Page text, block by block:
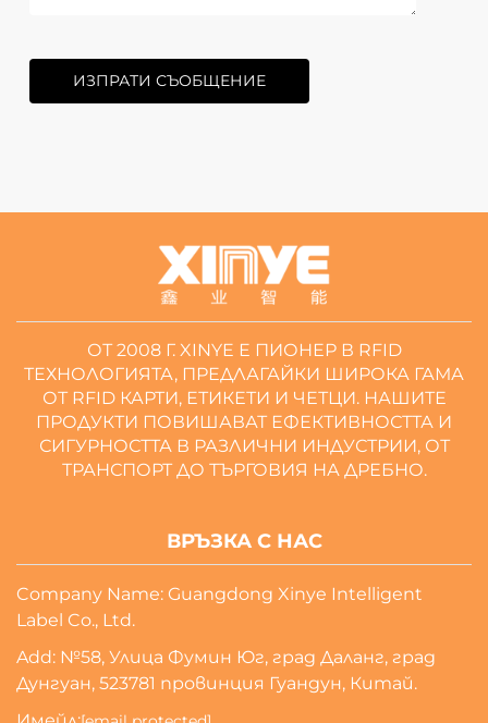
ИЗПРАТИ СЪОБЩЕНИЕ
ОТ 2008 Г. XINYE Е ПИОНЕР В RFID
ТЕХНОЛОГИЯТА, ПРЕДЛАГАЙКИ ШИРОКА ГАМА
ОТ RFID КАРТИ, ЕТИКЕТИ И ЧЕТЦИ. НАШИТЕ
ПРОДУКТИ ПОВИШАВАТ ЕФЕКТИВНОСТТА И
СИГУРНОСТТА В РАЗЛИЧНИ ИНДУСТРИИ, ОТ
ТРАНСПОРТ ДО ТЪРГОВИЯ НА ДРЕБНО.
ВРЪЗКА С НАС
Company Name: Guangdong Xinye Intelligent
Label Co., Ltd.
Add: №58, Улица Фумин Юг, град Даланг, град
Дунгуан, 523781 провинция Гуандун, Китай.